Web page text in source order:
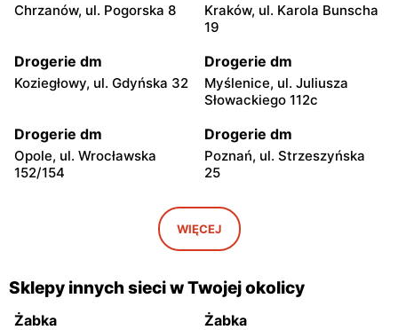
Chrzanów, ul. Pogorska 8
Kraków, ul. Karola Bunscha
19
Drogerie dm
Koziegłowy, ul. Gdyńska 32
Drogerie dm
Myślenice, ul. Juliusza
Słowackiego 112c
Drogerie dm
Opole, ul. Wrocławska
152/154
Drogerie dm
Poznań, ul. Strzeszyńska
25
Gogolin, ul. Krapkowicka
Drogerie dm
Jelcz-Laskowice, ul.
Oławska 116
Drogerie dm
Żory al. Jana Pawła II 41
Drogerie dm
Wrocław, ul. Strachocińska
184
WIĘCEJ
Sklepy innych sieci w Twojej okolicy
Żabka Żabka